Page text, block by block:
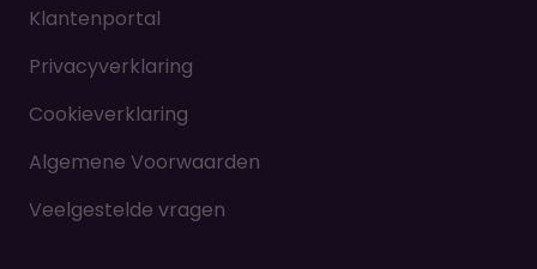
Klantenportal
Privacyverklaring
Cookieverklaring
Algemene Voorwaarden
Veelgestelde vragen